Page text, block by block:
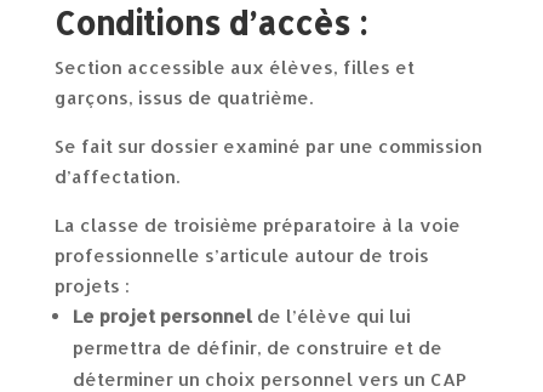
Conditions d’accès :
Section accessible aux élèves, filles et
garçons, issus de quatrième.
Se fait sur dossier examiné par une commission
d’affectation.
La classe de troisième préparatoire à la voie
professionnelle s’articule autour de trois
projets :
Le projet personnelde l’élève qui lui
permettra de définir, de construire et de
déterminer un choix personnel vers un CAP